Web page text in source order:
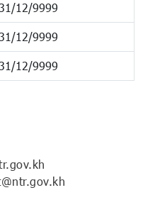
12/9999
12/9999
12/9999